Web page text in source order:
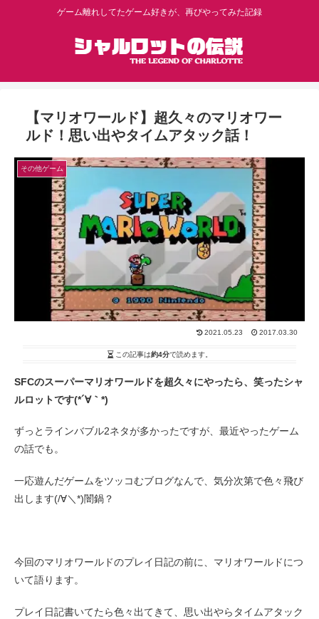
ゲーム離れしてたゲーム好きが、再びやってみた記録
【マリオワールド】超久々のマリオワー
ルド！思い出やタイムアタック話！
その他ゲーム
2021.05.23 2017.03.30
この記事は約4分で読めます。
SFCのスーパーマリオワールドを超久々にやったら、笑ったシャ
ルロットです(*´∀｀*)
ずっとラインバブル2ネタが多かったですが、最近やったゲーム
の話でも。
一応遊んだゲームをツッコむブログなんで、気分次第で色々飛び
出します(/∀＼*)闇鍋？
今回のマリオワールドのプレイ日記の前に、マリオワールドにつ
いて語ります。
プレイ日記書いてたら色々出てきて、思い出やらタイムアタック